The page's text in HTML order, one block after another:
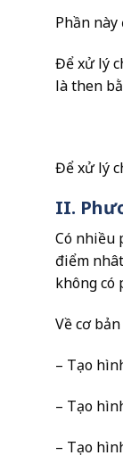
Phần này
Để xử lý
là then
Để xử lý
II.
Có nhiều
điểm
không có
Về cơ
– Tạo
– Tạo
– Tạo